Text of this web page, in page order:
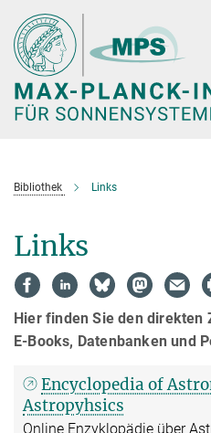
Hauptinhalt
Bibliothek Links
Links
Hier finden Sie den direkten
E-Books, Datenbanken und
Encyclopedia of
Astropyhsics
Online Enzyklopädie über